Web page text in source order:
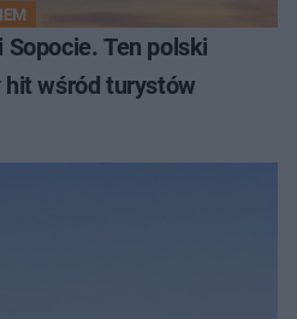
Ten polski
wśród turystów